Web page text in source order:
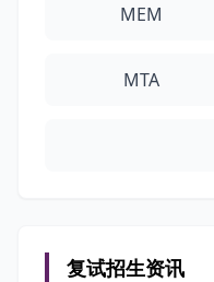
MEM
MTA
复试招生资讯